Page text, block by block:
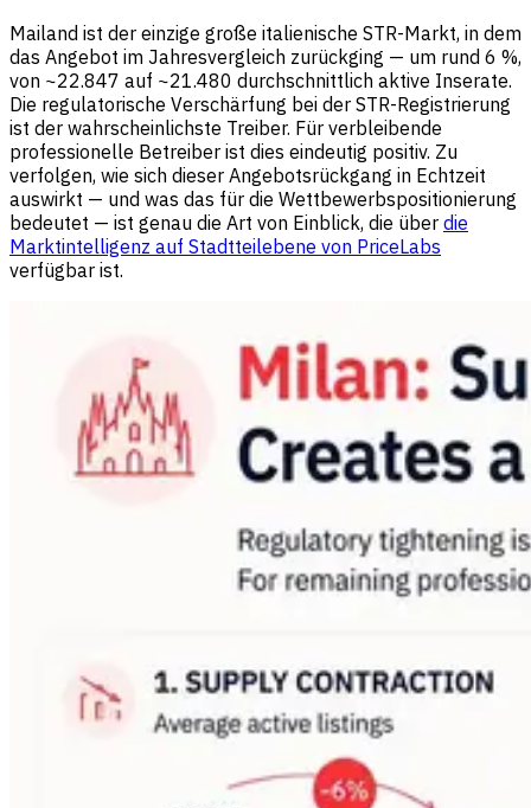
Mailand ist der einzige große italienische STR-Markt, in dem
das Angebot im Jahresvergleich zurückging — um rund 6 %,
von ~22.847 auf ~21.480 durchschnittlich aktive Inserate.
Die regulatorische Verschärfung bei der STR-Registrierung
ist der wahrscheinlichste Treiber. Für verbleibende
professionelle Betreiber ist dies eindeutig positiv. Zu
verfolgen, wie sich dieser Angebotsrückgang in Echtzeit
auswirkt — und was das für die Wettbewerbspositionierung
bedeutet — ist genau die Art von Einblick, die über die
Marktintelligenz auf Stadtteilebene von PriceLabs
verfügbar ist.